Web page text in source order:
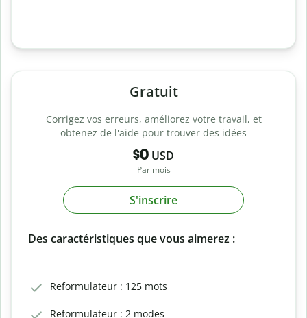
Gratuit
Corrigez vos erreurs, améliorez votre travail, et
obtenez de l'aide pour trouver des idées
$0 USD
Par mois
S'inscrire
Des caractéristiques que vous aimerez :
Reformulateur : 125 mots
Reformulateur : 2 modes